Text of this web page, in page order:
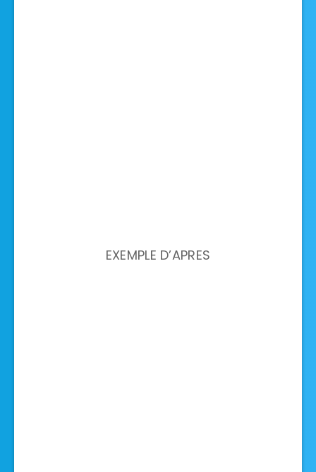
EXEMPLE D’APRES